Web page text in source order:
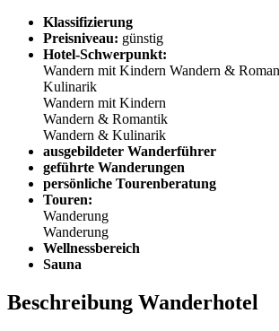
Klassifizierung
Preisniveau: günstig
Hotel-Schwerpunkt:
Wandern mit Kindern Wandern &
Kulinarik
Wandern mit Kindern
Wandern & Romantik
Wandern & Kulinarik
ausgebildeter Wanderführer
geführte Wanderungen
persönliche Tourenberatung
Touren:
Wanderung
Wanderung
Wellnessbereich
Sauna
Beschreibung Wanderhotel